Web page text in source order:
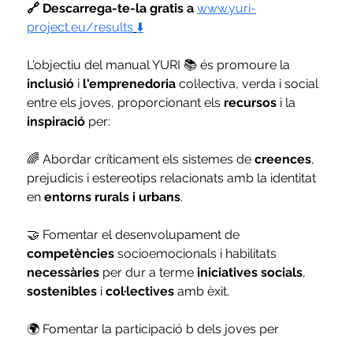
🔗 Descarrega-te-la gratis a www.yuri-
project.eu/results ⬇️
L'objectiu del manual YURI 📚 és promoure la
inclusió i l'emprenedoria col·lectiva, verda i social
entre els joves, proporcionant els recursos i la
inspiració per:
🌈 Abordar críticament els sistemes de creences,
prejudicis i estereotips relacionats amb la identitat
en entorns rurals i urbans.
🤝 Fomentar el desenvolupament de
competències socioemocionals i habilitats
necessàries per dur a terme iniciatives socials,
sostenibles i col·lectives amb èxit.
🌍 Fomentar la participació b dels joves per